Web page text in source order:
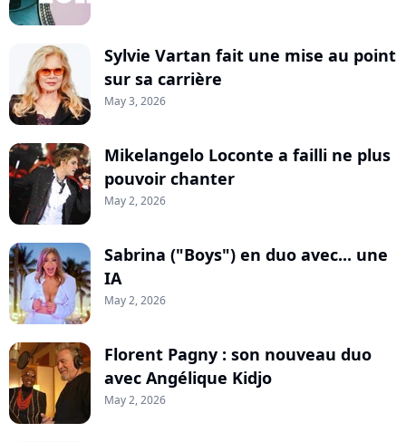
Sylvie Vartan fait une mise au point
sur sa carrière
May 3, 2026
Mikelangelo Loconte a failli ne plus
pouvoir chanter
May 2, 2026
Sabrina ("Boys") en duo avec... une
IA
May 2, 2026
Florent Pagny : son nouveau duo
avec Angélique Kidjo
May 2, 2026